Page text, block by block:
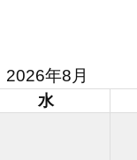
2026年8月
水